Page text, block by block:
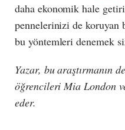
daha ekonomik hale
pennelerinizi de koruyan
bu yöntemleri denemek
Yazar, bu araştırmanın
öğrencileri Mia London
eder.